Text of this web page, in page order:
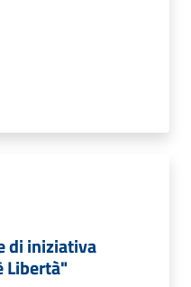
di iniziativa
Libertà"